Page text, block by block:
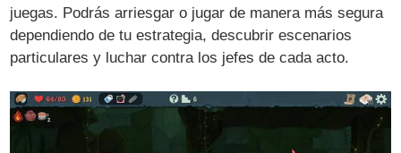
juegas. Podrás arriesgar o jugar de manera más segura
dependiendo de tu estrategia, descubrir escenarios
particulares y luchar contra los jefes de cada acto.